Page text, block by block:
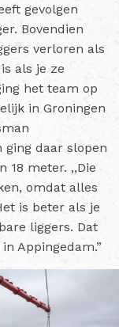
gevolgen
Bovendien
verloren als
als je ze
het team op
in Groningen
ging daar slopen
18 meter. ,,Die
omdat alles
is beter als je
liggers. Dat
Appingedam.”